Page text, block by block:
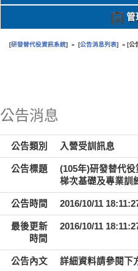
管
[研發替代役資訊系統] » [公告消息列表] » [公
公告消息
公告類別 入營受訓訊息
公告標題
(105年)研發替代
梯次基礎及專業訓
公告時間 2016/10/11
最後更新
時間
2016/10/11
公告內文 詳細資料請參閱下